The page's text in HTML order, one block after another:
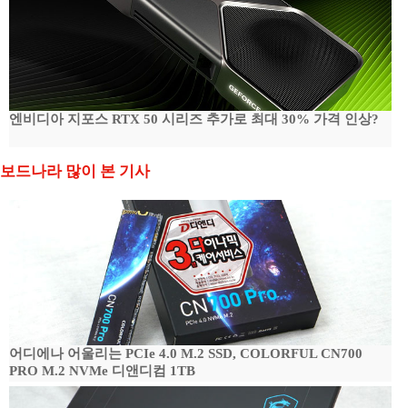
엔비디아 지포스 RTX 50 시리즈 추가로 최대 30% 가격 인상?
보드나라 많이 본 기사
어디에나 어울리는 PCIe 4.0 M.2 SSD, COLORFUL CN700
PRO M.2 NVMe 디앤디컴 1TB